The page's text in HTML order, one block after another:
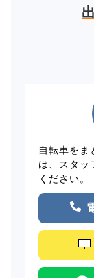
自転車をま
は、スタッ
ください。